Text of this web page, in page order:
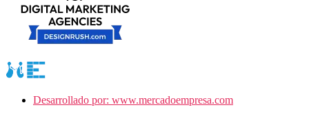
Desarrollado por: www.mercadoempresa.com